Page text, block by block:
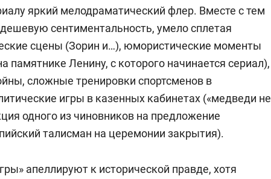
яркий мелодраматический флер. Вместе с тем
сентиментальность, умело сплетая
сцены (Зорин и…), юмористические моменты
памятнике Ленину, с которого начинается сериал),
сложные тренировки спортсменов в
игры в казенных кабинетах («медведи не
одного из чиновников на предложение
талисман на церемонии закрытия).
апеллируют к исторической правде, хотя